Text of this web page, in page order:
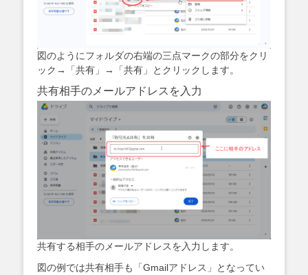
図のようにフォルダの右端の三点マークの部分をクリ
ック→「共有」→「共有」とクリックします。
共有相手のメールアドレスを入力
共有する相手のメールアドレスを入力します。
図の例では共有相手も「Gmailアドレス」となってい